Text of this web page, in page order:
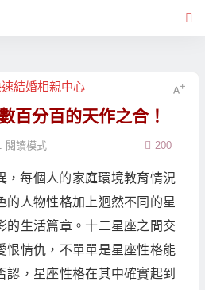
結婚相親中心
百分百的天作之合！
200
閱讀模式
，每個人的家庭環境教育情況
的人物性格加上迥然不同的星
的生活篇章。十二星座之間交
恨情仇，不單單是星座性格能
認，星座性格在其中確實起到